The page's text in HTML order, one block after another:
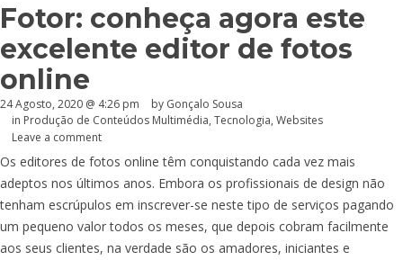
Fotor: conheça agora este
excelente editor de fotos
online
24 Agosto, 2020 @ 4:26 pm by Gonçalo Sousa
in Produção de Conteúdos Multimédia, Tecnologia, Websites
Leave a comment
Os editores de fotos online têm conquistando cada vez mais
adeptos nos últimos anos. Embora os profissionais de design não
tenham escrúpulos em inscrever-se neste tipo de serviços pagando
um pequeno valor todos os meses, que depois cobram facilmente
aos seus clientes, na verdade são os amadores, iniciantes e